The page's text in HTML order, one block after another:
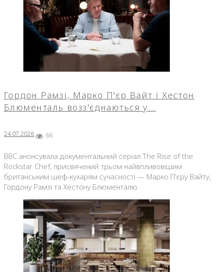
Гордон Рамзі, Марко П'єр Вайт і Хестон
Блюменталь возз'єднаються у…
24.07.2026 66
BBC анонсувала документальний серіал The Rise of the
Rockstar Chef, присвячений трьом найвпливовішим
британським шеф-кухарям сучасності — Марко П’єру Вайту,
Гордону Рамзі та Хестону Блюменталю.